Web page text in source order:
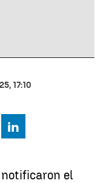
17:10
Linkedin
el